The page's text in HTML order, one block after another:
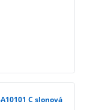
C slonová